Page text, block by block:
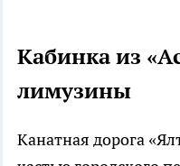
Кабинка из
лимузины
Канатная дорога